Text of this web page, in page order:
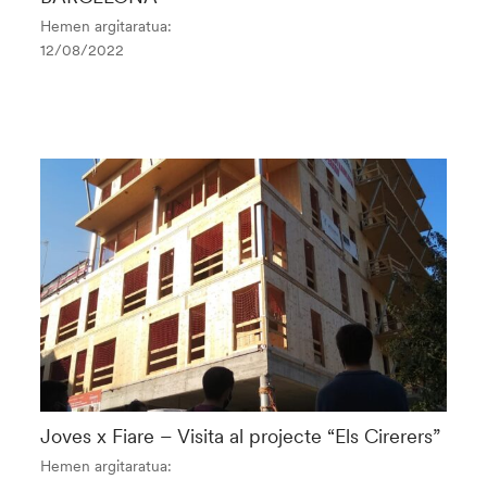
Hemen argitaratua:
12/08/2022
Joves x Fiare – Visita al projecte “Els Cirerers”
Hemen argitaratua: